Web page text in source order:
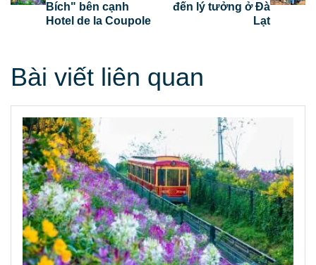
Bích" bên cạnh
Hotel de la Coupole
đến lý tưởng ở Đà
Lạt
Bài viết liên quan